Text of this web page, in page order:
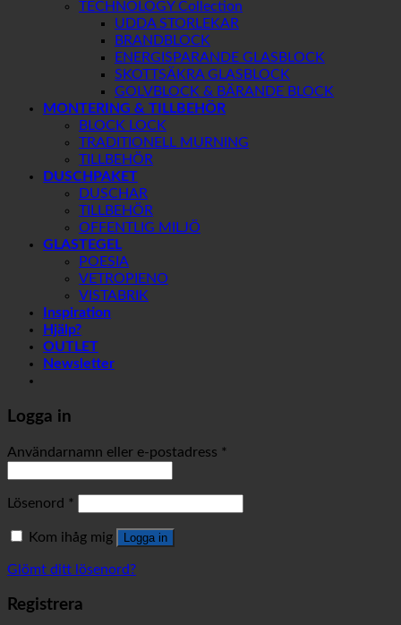
TECHNOLOGY Collection
UDDA STORLEKAR
BRANDBLOCK
ENERGISPARANDE GLASBLOCK
SKOTTSÄKRA GLASBLOCK
GOLVBLOCK & BÄRANDE BLOCK
MONTERING & TILLBEHÖR
BLOCK LOCK
TRADITIONELL MURNING
TILLBEHÖR
DUSCHPAKET
DUSCHAR
TILLBEHÖR
OFFENTLIG MILJÖ
GLASTEGEL
POESIA
VETROPIENO
VISTABRIK
Inspiration
Hjälp?
OUTLET
Newsletter
Logga in
Användarnamn eller e-postadress *
Lösenord *
Kom ihåg mig Logga in
Glömt ditt lösenord?
Registrera